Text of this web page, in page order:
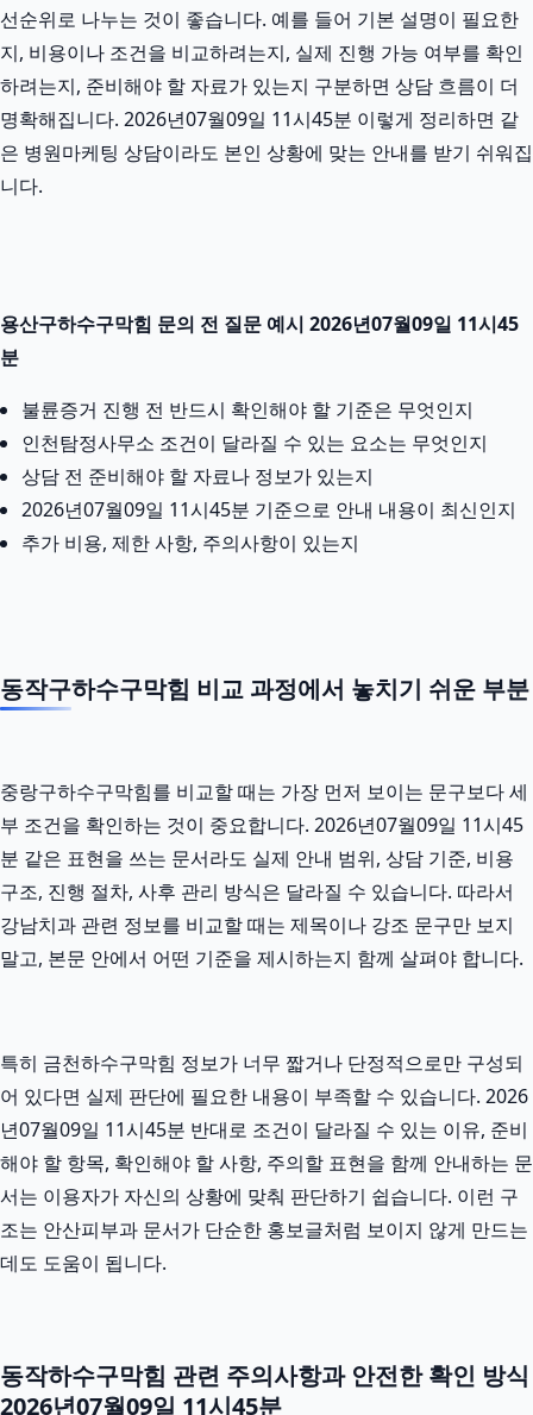
선순위로 나누는 것이 좋습니다. 예를 들어 기본 설명이 필요한
지, 비용이나 조건을 비교하려는지, 실제 진행 가능 여부를 확인
하려는지, 준비해야 할 자료가 있는지 구분하면 상담 흐름이 더
명확해집니다. 2026년07월09일 11시45분 이렇게 정리하면 같
은 병원마케팅 상담이라도 본인 상황에 맞는 안내를 받기 쉬워집
니다.
용산구하수구막힘 문의 전 질문 예시 2026년07월09일 11시45
분
불륜증거 진행 전 반드시 확인해야 할 기준은 무엇인지
인천탐정사무소 조건이 달라질 수 있는 요소는 무엇인지
상담 전 준비해야 할 자료나 정보가 있는지
2026년07월09일 11시45분 기준으로 안내 내용이 최신인지
추가 비용, 제한 사항, 주의사항이 있는지
동작구하수구막힘 비교 과정에서 놓치기 쉬운 부분
중랑구하수구막힘를 비교할 때는 가장 먼저 보이는 문구보다 세
부 조건을 확인하는 것이 중요합니다. 2026년07월09일 11시45
분 같은 표현을 쓰는 문서라도 실제 안내 범위, 상담 기준, 비용
구조, 진행 절차, 사후 관리 방식은 달라질 수 있습니다. 따라서
강남치과 관련 정보를 비교할 때는 제목이나 강조 문구만 보지
말고, 본문 안에서 어떤 기준을 제시하는지 함께 살펴야 합니다.
특히 금천하수구막힘 정보가 너무 짧거나 단정적으로만 구성되
어 있다면 실제 판단에 필요한 내용이 부족할 수 있습니다. 2026
년07월09일 11시45분 반대로 조건이 달라질 수 있는 이유, 준비
해야 할 항목, 확인해야 할 사항, 주의할 표현을 함께 안내하는 문
서는 이용자가 자신의 상황에 맞춰 판단하기 쉽습니다. 이런 구
조는 안산피부과 문서가 단순한 홍보글처럼 보이지 않게 만드는
데도 도움이 됩니다.
동작하수구막힘 관련 주의사항과 안전한 확인 방식
2026년07월09일 11시45분